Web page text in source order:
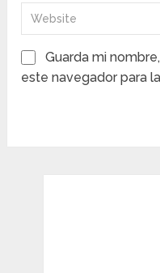
Guarda mi
este navegador para